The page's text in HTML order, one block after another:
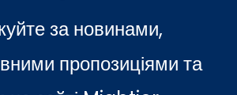
за новинами,
пропозиціями та